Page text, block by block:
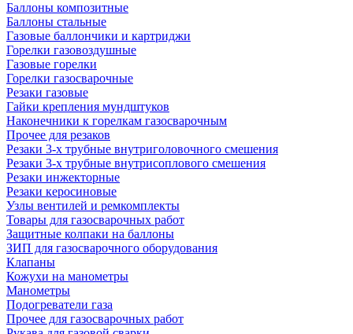
Баллоны композитные
Баллоны стальные
Газовые баллончики и картриджи
Горелки газовоздушные
Газовые горелки
Горелки газосварочные
Резаки газовые
Гайки крепления мундштуков
Наконечники к горелкам газосварочным
Прочее для резаков
Резаки 3-х трубные внутриголовочного смешения
Резаки 3-х трубные внутрисоплового смешения
Резаки инжекторные
Резаки керосиновые
Узлы вентилей и ремкомплекты
Товары для газосварочных работ
Защитные колпаки на баллоны
ЗИП для газосварочного оборудования
Клапаны
Кожухи на манометры
Манометры
Подогреватели газа
Прочее для газосварочных работ